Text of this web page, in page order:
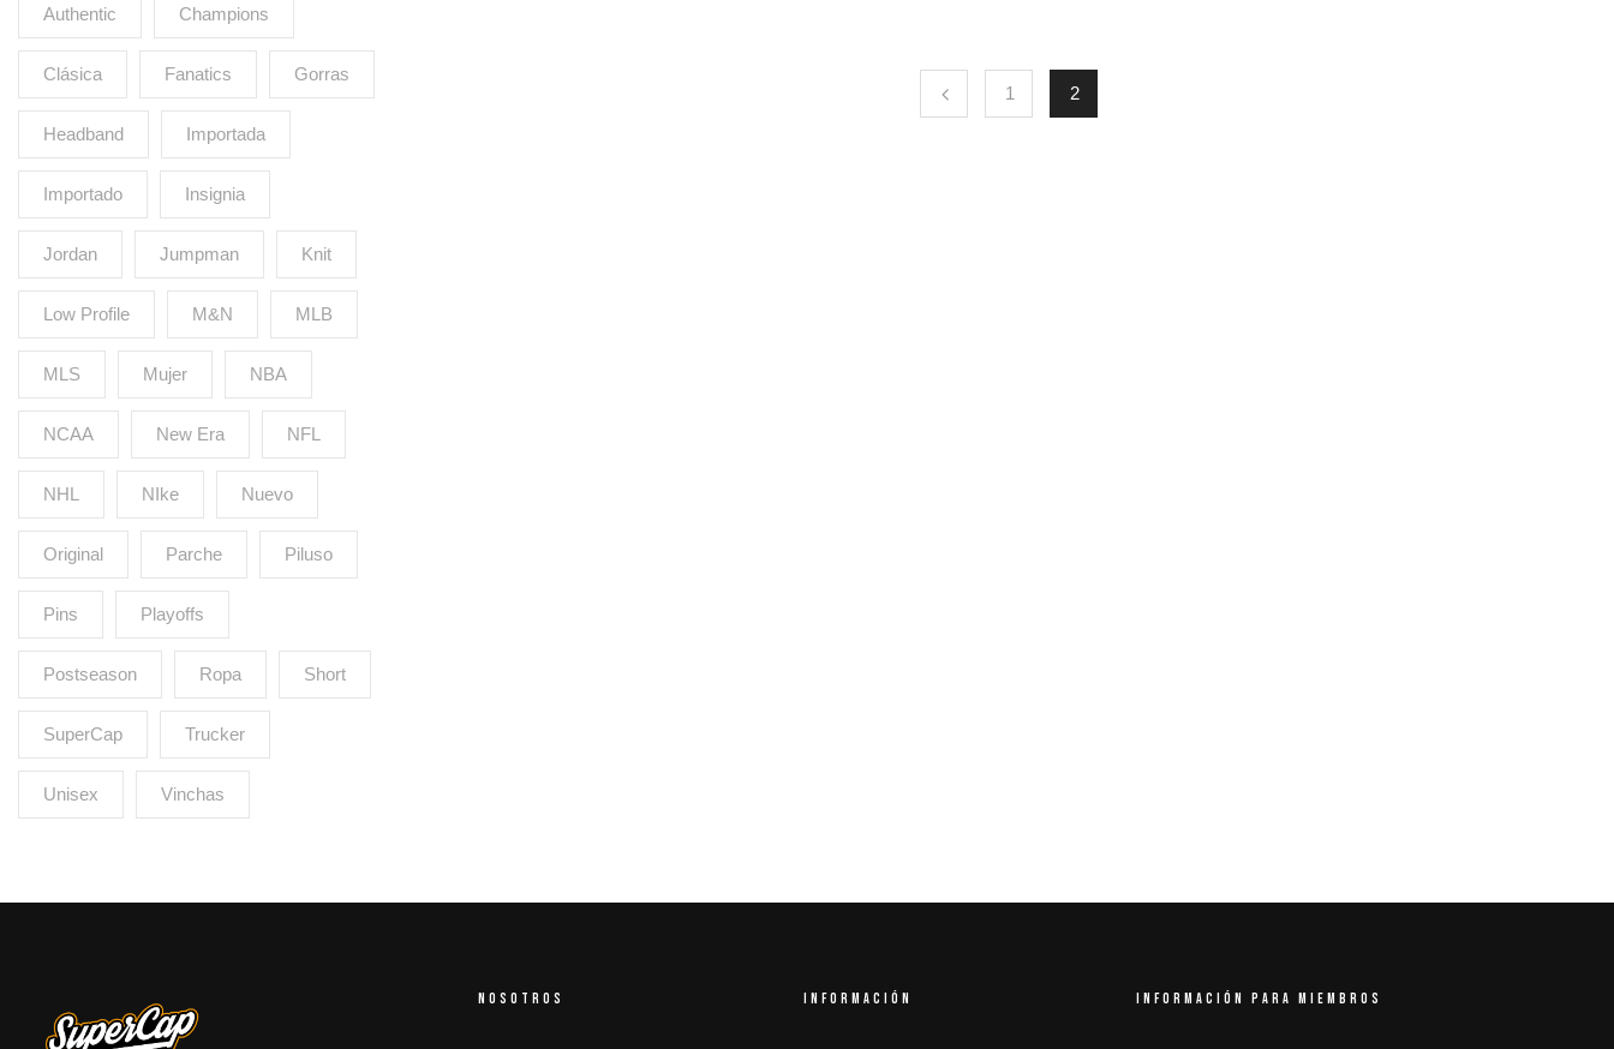
Authentic Champions
Clásica Fanatics Gorras
Headband Importada
Importado Insignia
Jordan Jumpman Knit
Low Profile M&N MLB
MLS Mujer NBA
NCAA New Era NFL
NHL NIke Nuevo
Original Parche Piluso
Pins Playoffs
Postseason Ropa Short
SuperCap Trucker
Unisex Vinchas
1 2
NOSOTROS INFORMACIÓN INFORMACIÓN PARA MIEMBROS